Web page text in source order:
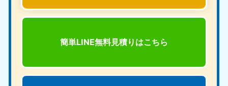
簡単LINE無料見積りはこちら